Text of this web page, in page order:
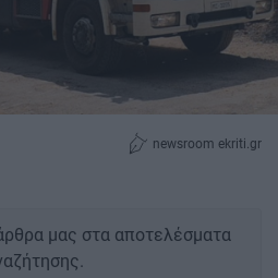
newsroom ekriti.gr
μας στα αποτελέσματα